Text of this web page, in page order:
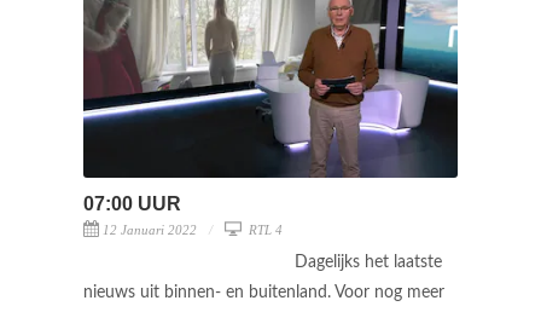
07:00 UUR
12 Januari 2022 RTL 4
Dagelijks het laatste
nieuws uit binnen- en buitenland. Voor nog meer